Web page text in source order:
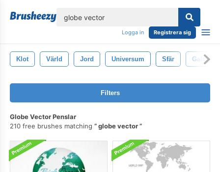
Logga in Registrera sig
Klot Värld Jord Universum Sfär Galax
Filters
Globe Vector Penslar
210 free brushes matching
globe vector